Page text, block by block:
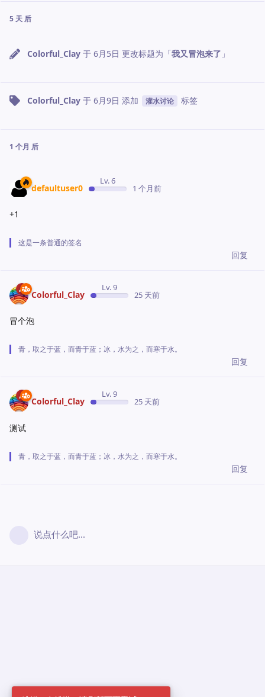
5 天 后
Colorful_Clay 于 6月5日 更改标题为「我又冒泡来了 」
Colorful_Clay 于 6月9日 添加 灌水讨论 标签
1 个月 后
defaultuser0
Lv. 6
1 个月前
+1
这是一条普通的签名
回复
Colorful_Clay
Lv. 9
25 天前
冒个泡
青，取之于蓝，而青于蓝；冰，水为之，而寒于水。
回复
Colorful_Clay
Lv. 9
25 天前
测试
青，取之于蓝，而青于蓝；冰，水为之，而寒于水。
回复
说点什么吧...